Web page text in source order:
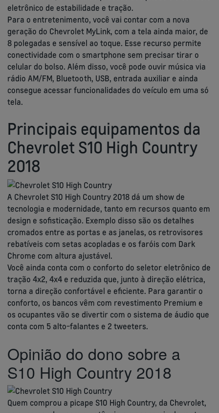
eletrônico de estabilidade e tração.
Para o entretenimento, você vai contar com a nova
geração do Chevrolet MyLink, com a tela ainda maior, de
8 polegadas e sensível ao toque. Esse recurso permite
conectividade com o smartphone sem precisar tirar o
celular do bolso. Além disso, você pode ouvir música via
rádio AM/FM, Bluetooth, USB, entrada auxiliar e ainda
consegue acessar funcionalidades do veículo em uma só
tela.
Principais equipamentos da
Chevrolet S10 High Country
2018
A Chevrolet S10 High Country 2018 dá um show de
tecnologia e modernidade, tanto em recursos quanto em
design e sofisticação. Exemplo disso são os detalhes
cromados entre as portas e as janelas, os retrovisores
rebatíveis com setas acopladas e os faróis com Dark
Chrome com altura ajustável.
Você ainda conta com o conforto do seletor eletrônico de
tração 4x2, 4x4 e reduzida que, junto à direção elétrica,
torna a direção confortável e eficiente. Para garantir o
conforto, os bancos vêm com revestimento Premium e
os ocupantes vão se divertir com o sistema de áudio que
conta com 5 alto-falantes e 2 tweeters.
Opinião do dono sobre a
S10 High Country 2018
Quem comprou a picape S10 High Country, da Chevrolet,